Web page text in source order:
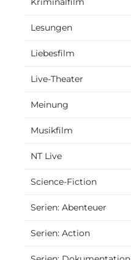
Lesungen
Liebesfilm
Live-Theater
Meinung
Musikfilm
NT Live
Science-Fiction
Serien: Abenteuer
Serien: Action